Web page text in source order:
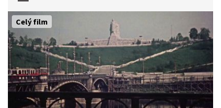
Celý film